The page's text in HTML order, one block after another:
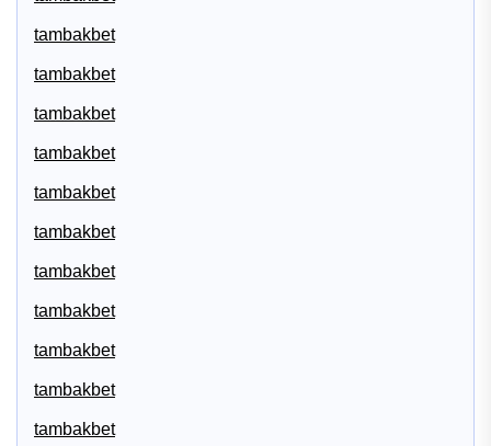
tambakbet
tambakbet
tambakbet
tambakbet
tambakbet
tambakbet
tambakbet
tambakbet
tambakbet
tambakbet
tambakbet